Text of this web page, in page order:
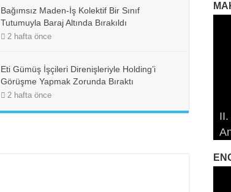
Bağımsız Maden-İş Kolektif Bir Sınıf
Tutumuyla Baraj Altında Bırakıldı
2 hafta önce
Eti Gümüş İşçileri Direnişleriyle Holding’i
Görüşme Yapmak Zorunda Bıraktı
2 hafta önce
II.